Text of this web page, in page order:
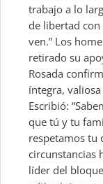
trabajo a lo
de libertad
ven.” Los
retirado su
Rosada
íntegra,
Escribió:
que tú y tu
respetamos tu
circunstancias
líder del